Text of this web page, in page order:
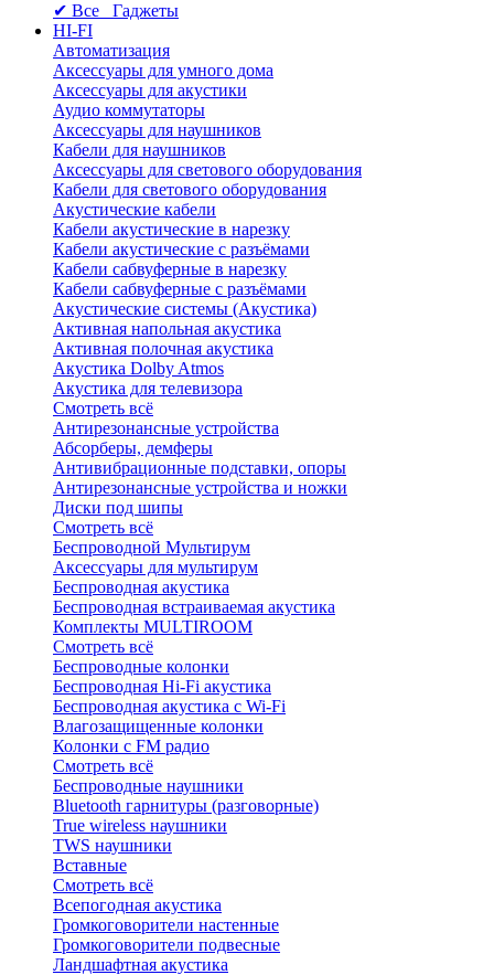
✔ Все Гаджеты
HI-FI
Автоматизация
Аксессуары для умного дома
Аксессуары для акустики
Аудио коммутаторы
Аксессуары для наушников
Кабели для наушников
Аксессуары для светового оборудования
Кабели для светового оборудования
Акустические кабели
Кабели акустические в нарезку
Кабели акустические с разъёмами
Кабели сабвуферные в нарезку
Кабели сабвуферные с разъёмами
Акустические системы (Акустика)
Активная напольная акустика
Активная полочная акустика
Акустика Dolby Atmos
Акустика для телевизора
Смотреть всё
Антирезонансные устройства
Абсорберы, демферы
Антивибрационные подставки, опоры
Антирезонансные устройства и ножки
Диски под шипы
Смотреть всё
Беспроводной Мультирум
Аксессуары для мультирум
Беспроводная акустика
Беспроводная встраиваемая акустика
Комплекты MULTIROOM
Смотреть всё
Беспроводные колонки
Беспроводная Hi-Fi акустика
Беспроводная акустика с Wi-Fi
Влагозащищенные колонки
Колонки с FM радио
Смотреть всё
Беспроводные наушники
Bluetоoth гарнитуры (разговорные)
True wireless наушники
TWS наушники
Вставные
Смотреть всё
Всепогодная акустика
Громкоговорители настенные
Громкоговорители подвесные
Ландшафтная акустика